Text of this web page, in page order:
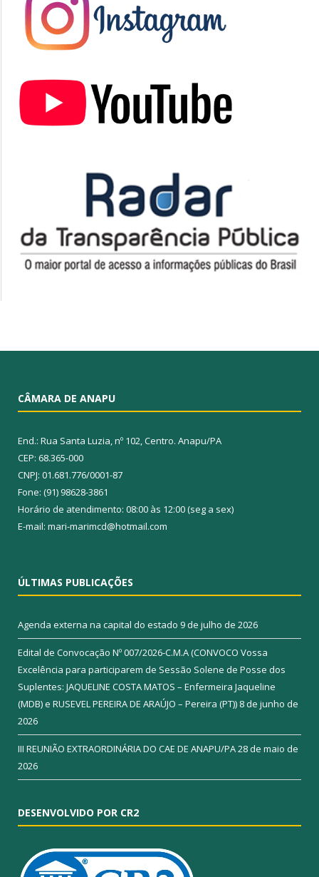
CÂMARA DE ANAPU
End.: Rua Santa Luzia, nº 102, Centro. Anapu/PA
CEP: 68.365-000
CNPJ: 01.681.776/0001-87
Fone: (91) 98628-3861
Horário de atendimento: 08:00 às 12:00 (seg a sex)
E-mail: mari-marimcd@hotmail.com
ÚLTIMAS PUBLICAÇÕES
Agenda externa na capital do estado 9 de julho de 2026
Edital de Convocação Nº 007/2026-C.M.A (CONVOCO Vossa
Excelência para participarem de Sessão Solene de Posse dos
Suplentes: JAQUELINE COSTA MATOS – Enfermeira Jaqueline
(MDB) e RUSEVEL PEREIRA DE ARAÚJO – Pereira (PT)) 8 de junho de
2026
III REUNIÃO EXTRAORDINÁRIA DO CAE DE ANAPU/PA28 de maio de
2026
DESENVOLVIDO POR CR2